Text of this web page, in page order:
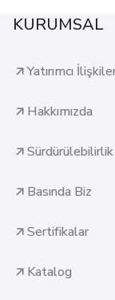
KURUMSAL
Yatırımcı
Hakkımızda
Sürdürülebilirlik
Basında Biz
Sertifikalar
Katalog